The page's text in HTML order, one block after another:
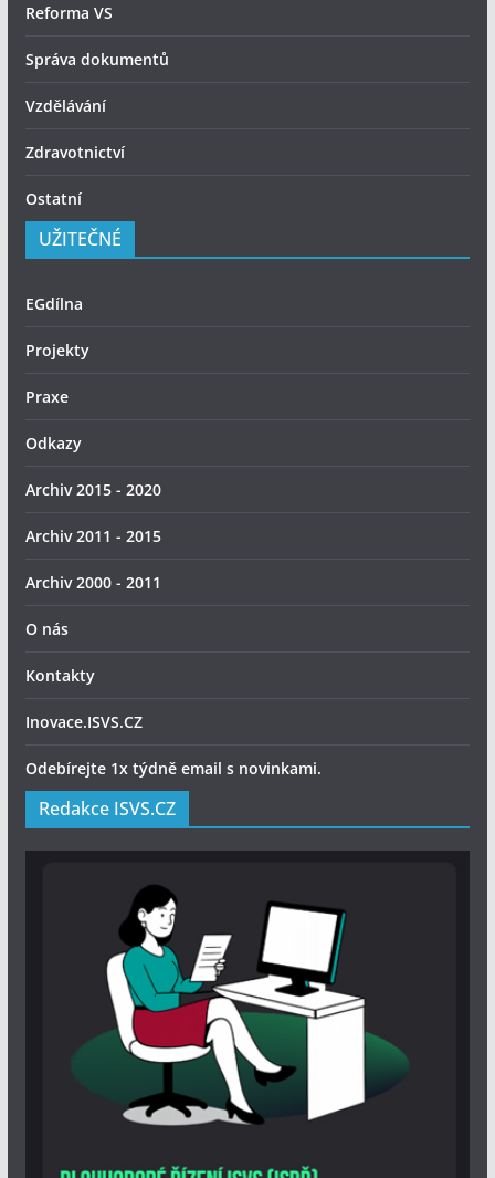
Reforma VS
Správa dokumentů
Vzdělávání
Zdravotnictví
Ostatní
UŽITEČNÉ
EGdílna
Projekty
Praxe
Odkazy
Archiv 2015 - 2020
Archiv 2011 - 2015
Archiv 2000 - 2011
O nás
Kontakty
Inovace.ISVS.CZ
Odebírejte 1x týdně email s novinkami.
Redakce ISVS.CZ